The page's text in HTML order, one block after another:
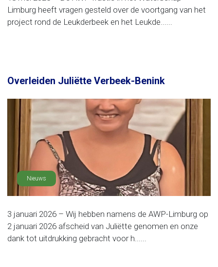
Limburg heeft vragen gesteld over de voortgang van het
project rond de Leukderbeek en het Leukde......
Overleiden Juliëtte Verbeek-Benink
Nieuws
3 januari 2026 – Wij hebben namens de AWP-Limburg op
2 januari 2026 afscheid van Juliëtte genomen en onze
dank tot uitdrukking gebracht voor h......